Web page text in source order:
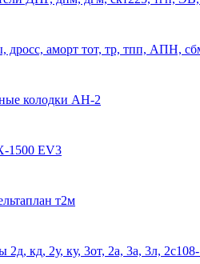
аморт тот, тр, тпп, АПН,
колодки АН-2
1500 EV3
т2м
кд, 2у, ку, 3от, 2а, 3а, 3л,